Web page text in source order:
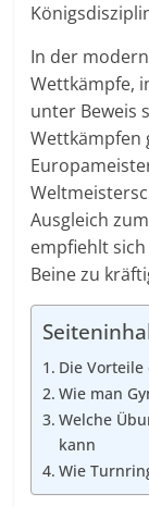
In der
Wettkämpfe,
unter Beweis
Wettkämpfen
Ausgleich
empfiehlt sich
Beine zu
Die
Wie man
Welche
kann
Wie